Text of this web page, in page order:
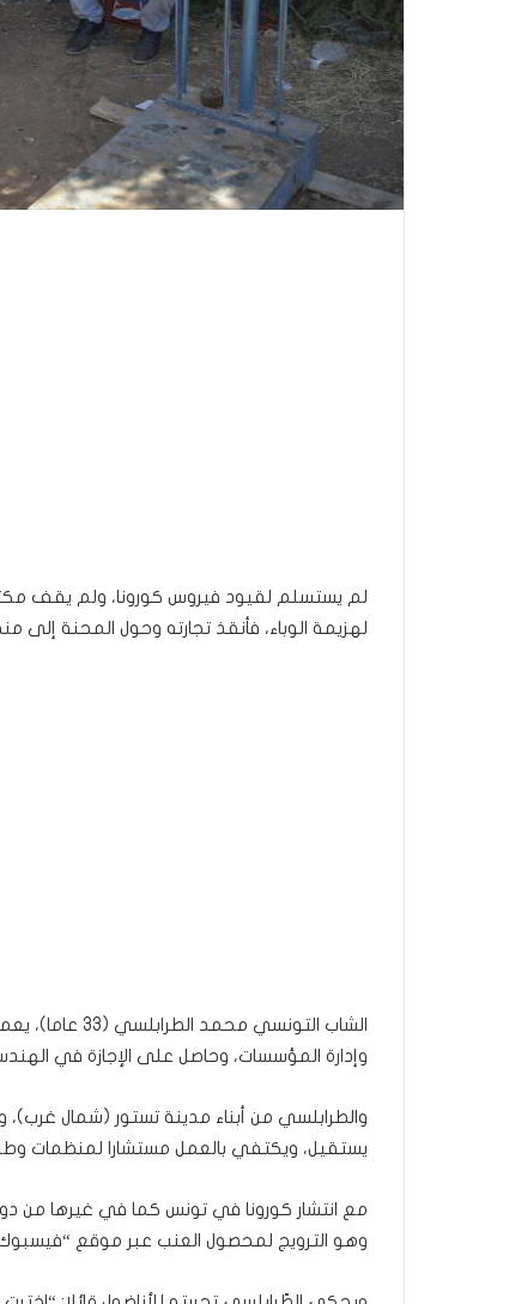
لم يستسلم لقيود فيروس كورونا، ولم يقف
لهزيمة الوباء، فأنقذ تجارته وحول المحنة إلى
الشاب
وإدارة المؤسسات، وحاصل على الإجازة في
والطرابلسي من أبناء مدينة تستور (شمال
يستقيل، ويكتفي بالعمل مستشارا لمنظمات
مع انتشار كورونا في تونس كما في غيرها من
وهو الترويج لمحصول العنب عبر موقع